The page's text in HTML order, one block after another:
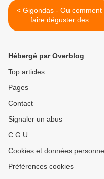
< Gigondas - Ou comment
faire déguster des
cuberdons à Alain
Hébergé par Overblog
Top articles
Pages
Contact
Signaler un abus
C.G.U.
Cookies et données
Préférences cookies